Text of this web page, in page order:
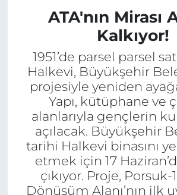
ATA'nın Mirası
Kalkıyor!
1951’de parsel parsel
Halkevi, Büyükşehir
projesiyle yeniden
Yapı, kütüphane ve
alanlarıyla gençlerin
açılacak. Büyükşehir
tarihi Halkevi binasını
etmek için 17
çıkıyor. Proje, Porsuk-
Dönüşüm Alanı’nın ilk